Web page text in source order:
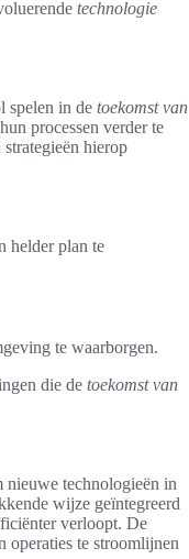
technologie
spelen in de toekomst van
processen verder te
hierop
helder plan te
te waarborgen.
die de toekomst van
nieuwe technologieën in
wijze geïntegreerd
verloopt. De
operaties te stroomlijnen